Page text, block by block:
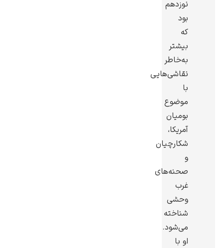
نوزدهم
بود
که
بیشتر
به‌خاطر
نقاشی‌هایی
با
موضوع
بومیان
آمریکا،
شکارچیان
و
صحنه‌های
غرب
وحشی
شناخته
می‌شود.
او با